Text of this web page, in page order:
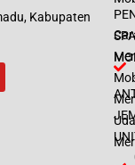
Kabupaten